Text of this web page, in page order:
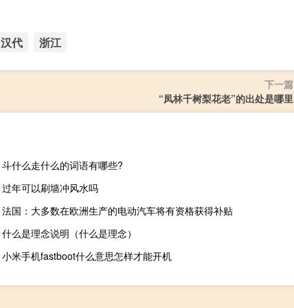
汉代 浙江
下一篇
“凤林千树梨花老”的出处是哪里
斗什么走什么的词语有哪些?
过年可以刷墙冲风水吗
法国：大多数在欧洲生产的电动汽车将有资格获得补贴
什么是理念说明（什么是理念）
小米手机fastboot什么意思怎样才能开机